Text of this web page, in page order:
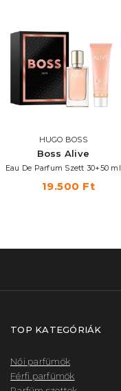
HUGO BOSS
Boss Alive
Eau De Parfum Szett 30+50 ml
19.500 Ft
TOP KATEGÓRIÁK
Női parfümök
Férfi parfümök